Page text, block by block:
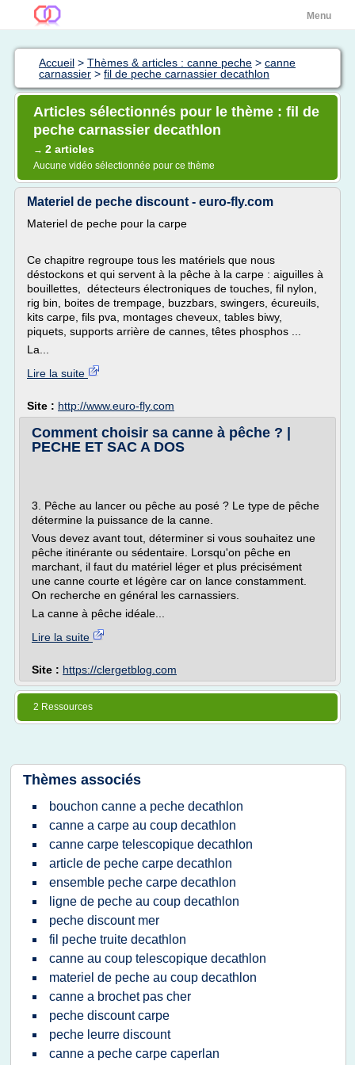
Menu
Accueil > Thèmes & articles : canne peche > canne
carnassier > fil de peche carnassier decathlon
Articles sélectionnés pour le thème : fil de
peche carnassier decathlon
→ 2 articles
Aucune vidéo sélectionnée pour ce thème
Materiel de peche discount - euro-fly.com
Materiel de peche pour la carpe
Ce chapitre regroupe tous les matériels que nous
déstockons et qui servent à la pêche à la carpe : aiguilles à
bouillettes, détecteurs électroniques de touches, fil nylon,
rig bin, boites de trempage, buzzbars, swingers, écureuils,
kits carpe, fils pva, montages cheveux, tables biwy,
piquets, supports arrière de cannes, têtes phosphos ...
La...
Lire la suite
Site : http://www.euro-fly.com
Comment choisir sa canne à pêche ? |
PECHE ET SAC A DOS
3. Pêche au lancer ou pêche au posé ? Le type de pêche
détermine la puissance de la canne.
Vous devez avant tout, déterminer si vous souhaitez une
pêche itinérante ou sédentaire. Lorsqu'on pêche en
marchant, il faut du matériel léger et plus précisément
une canne courte et légère car on lance constamment.
On recherche en général les carnassiers.
La canne à pêche idéale...
Lire la suite
Site : https://clergetblog.com
2 Ressources
Thèmes associés
bouchon canne a peche decathlon
canne a carpe au coup decathlon
canne carpe telescopique decathlon
article de peche carpe decathlon
ensemble peche carpe decathlon
ligne de peche au coup decathlon
peche discount mer
fil peche truite decathlon
canne au coup telescopique decathlon
materiel de peche au coup decathlon
canne a brochet pas cher
peche discount carpe
peche leurre discount
canne a peche carpe caperlan